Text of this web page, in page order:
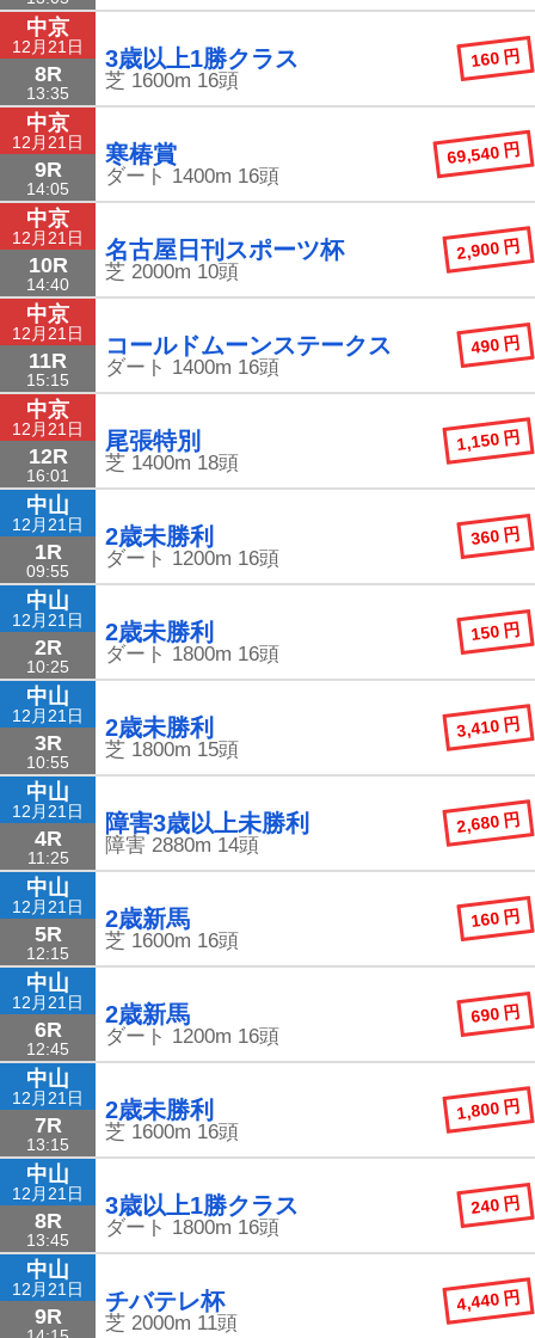
中京
12月21日
8R
13:35
3歳以上1勝クラス
芝 1600m 16頭
160 円
中京
12月21日
9R
14:05
寒椿賞
ダート 1400m 16頭
69,540 円
中京
12月21日
10R
14:40
名古屋日刊スポーツ杯
芝 2000m 10頭
2,900 円
中京
12月21日
11R
15:15
コールドムーンステークス
ダート 1400m 16頭
490 円
中京
12月21日
12R
16:01
尾張特別
芝 1400m 18頭
1,150 円
中山
12月21日
1R
09:55
2歳未勝利
ダート 1200m 16頭
360 円
中山
12月21日
2R
10:25
2歳未勝利
ダート 1800m 16頭
150 円
中山
12月21日
3R
10:55
2歳未勝利
芝 1800m 15頭
3,410 円
中山
12月21日
4R
11:25
障害3歳以上未勝利
障害 2880m 14頭
2,680 円
中山
12月21日
5R
12:15
2歳新馬
芝 1600m 16頭
160 円
中山
12月21日
6R
12:45
2歳新馬
ダート 1200m 16頭
690 円
中山
12月21日
7R
13:15
2歳未勝利
芝 1600m 16頭
1,800 円
中山
12月21日
8R
13:45
3歳以上1勝クラス
ダート 1800m 16頭
240 円
中山
12月21日
9R
チバテレ杯
芝 2000m 11頭
4,440 円